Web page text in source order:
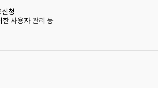
청
사용자 관리 등